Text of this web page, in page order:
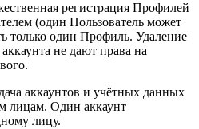
регистрация Профилей
(один Пользователь может
только один Профиль. Удаление
не дают права на
аккаунтов и учётных данных
лицам. Один аккаунт
лицу.